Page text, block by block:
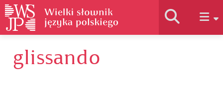
Historia słownika
glissando